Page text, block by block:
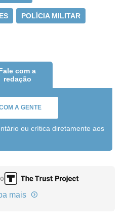
POLÍCIA MILITAR
com a
redação
A GENTE
ou crítica diretamente aos
mais